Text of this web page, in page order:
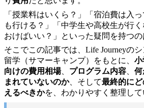
「授業料はいくら？」「宿泊費は入
も行ける？」「中学生や高校生が行
おけばいい？」といった疑問を持つの
そこでこの記事では、Life Journeyの
留学（サマーキャンプ）をもとに、 小
向けの費用相場、 プログラム内容
何
まれていないのか、そして最終的に
えるべきかを、わかりやすく整理して